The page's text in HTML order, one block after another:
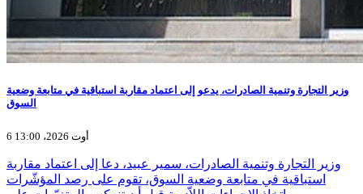
وزير التجارة وتنمية الصادرات، يدعو إلى اعتماد مقاربة استباقية في متابعة وضعية
السوق
6 أوت 2026، 13:00
وزير التجارة وتنمية الصادرات، سمير عبيد، دعا إلى اعتماد مقاربة
استباقية في متابعة وضعية السوق، تقوم على رصد المؤشّرات